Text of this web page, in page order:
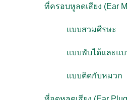
ที่ครอบหูลดเสียง (Ear
แบบสวมศีรษะ
แบบพับได้และแ
แบบติดกับหมวก